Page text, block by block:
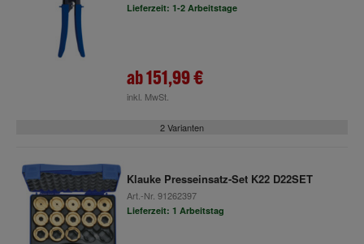
Lieferzeit: 1-2 Arbeitstage
ab151,99 €
inkl. MwSt.
2 Varianten
Klauke Presseinsatz-Set K22 D22SET
Art.-Nr. 91262397
Lieferzeit: 1 Arbeitstag